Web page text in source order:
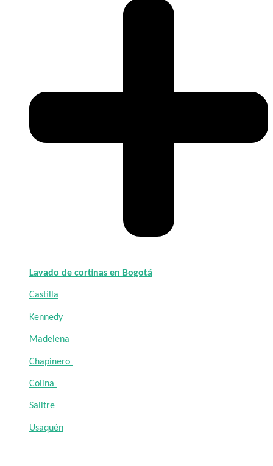
Lavado de cortinas en Bogotá
Castilla
Kennedy
Madelena
Chapinero
Colina
Salitre
Usaquén